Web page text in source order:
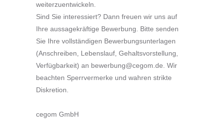
weiterzuentwickeln.
Sind Sie interessiert? Dann freuen wir uns auf
Ihre aussagekräftige Bewerbung. Bitte senden
Sie Ihre vollständigen Bewerbungsunterlagen
(Anschreiben, Lebenslauf, Gehaltsvorstellung,
Verfügbarkeit) an bewerbung@cegom.de. Wir
beachten Sperrvermerke und wahren strikte
Diskretion.
cegom GmbH